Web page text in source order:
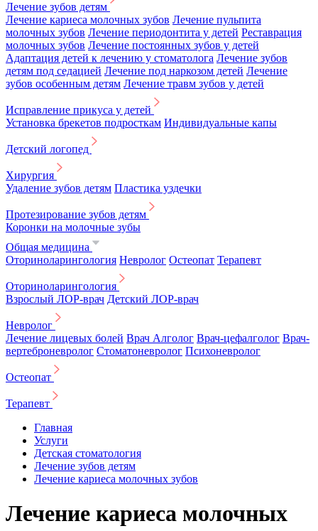
Лечение зубов детям
Лечение кариеса молочных зубов Лечение пульпита
молочных зубов Лечение периодонтита у детей Реставрация
молочных зубов Лечение постоянных зубов у детей
Адаптация детей к лечению у стоматолога Лечение зубов
детям под седацией Лечение под наркозом детей Лечение
зубов особенным детям Лечение травм зубов у детей
Исправление прикуса у детей
Установка брекетов подросткам Индивидуальные капы
Детский логопед
Хирургия
Удаление зубов детям Пластика уздечки
Протезирование зубов детям
Коронки на молочные зубы
Общая медицина
Оториноларингология Невролог Остеопат Терапевт
Оториноларингология
Взрослый ЛОР-врач Детский ЛОР-врач
Невролог
Лечение лицевых болей Врач Алголог Врач-цефалголог Врач-
вертеброневролог Стоматоневролог Психоневролог
Остеопат
Терапевт
Главная
Услуги
Детская стоматология
Лечение зубов детям
Лечение кариеса молочных зубов
Лечение кариеса молочных